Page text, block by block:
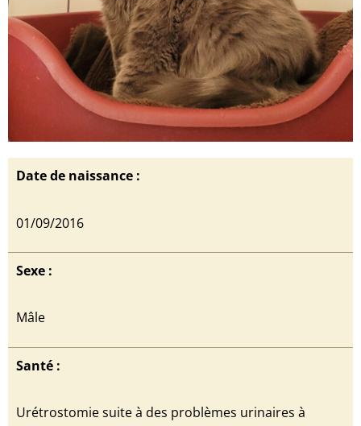
Date de naissance :
01/09/2016
Sexe :
Mâle
Santé :
Urétrostomie suite à des problèmes urinaires à